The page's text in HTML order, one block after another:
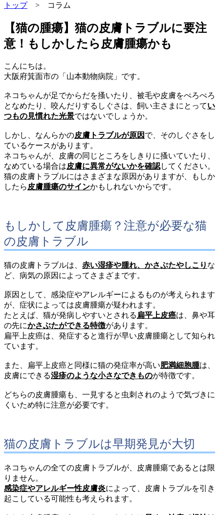
トップ> コラム
【猫の腫瘍】猫の皮膚トラブルに要注
意！もしかしたら皮膚腫瘍かも
こんにちは。
大阪府箕面市の「山本動物病院」です。
ネコちゃんが足でからだを搔いたり、被毛や皮膚をぺろぺろ
となめたり、咬んだりするしぐさは、飼い主さまにとってい
つもの見慣れた光景ではないでしょうか。
しかし、なんらかの皮膚トラブルが原因 で、そのしぐさをし
ているケースがあります。
ネコちゃんが、皮膚の同じところをしきりに搔いていたり、
なめている場合は皮膚に異常がないかを確認してください。
猫の皮膚トラブルにはさまざまな原因がありますが、もしか
したら 皮膚腫瘍のサインかもしれないからです。
もしかして皮膚腫瘍？注意が必要な猫
の皮膚トラブル
猫の皮膚トラブルは、 赤い湿疹や腫れ、かさぶたやしこり な
ど、病気の原因によってさまざまです。
原因として、感染症やアレルギーによるものが考えられます
が、症状によっては皮膚腫瘍が疑われます。
たとえば、猫が発病しやすいとされる 扁平上皮癌は、鼻や耳
の先にかさぶたができる特徴があります。
扁平上皮癌は、発症すると進行が早い皮膚腫瘍として知られ
ています。
また、扁平上皮癌と同様に猫の発症率が高い肥満細胞腫は、
皮膚にできる湿疹のような小さなできものが特徴です。
どちらの皮膚腫瘍も、一見すると虫刺されのようで気づきに
くいため特に注意が必要です。
猫の皮膚トラブルは早期発見が大切
ネコちゃんの全ての皮膚トラブルが、皮膚腫瘍であるとは限
りません。
感染症やアレルギー性皮膚炎によって、皮膚トラブルを引き
起こしている可能性も考えられます。